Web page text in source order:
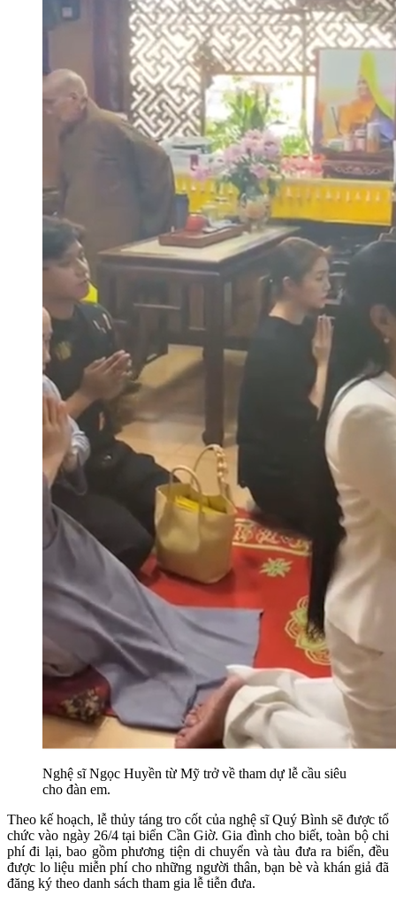
Nghệ sĩ Ngọc Huyền từ Mỹ trở về tham dự lễ cầu siêu
cho đàn em.
Theo kế hoạch, lễ thủy táng tro cốt của nghệ sĩ Quý Bình sẽ được tổ
chức vào ngày 26/4 tại biển Cần Giờ. Gia đình cho biết, toàn bộ chi
phí đi lại, bao gồm phương tiện di chuyển và tàu đưa ra biển, đều
được lo liệu miễn phí cho những người thân, bạn bè và khán giả đã
đăng ký theo danh sách tham gia lễ tiễn đưa.